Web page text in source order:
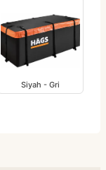
Siyah - Gri